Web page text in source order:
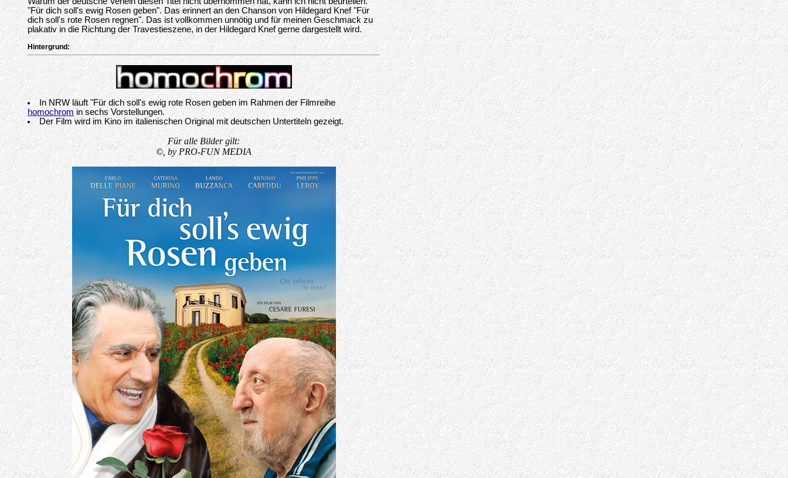
"Für dich soll's ewig Rosen geben". Das erinnert an den Chanson von Hildegard Knef "Für
dich soll's rote Rosen regnen". Das ist vollkommen unnötig und für meinen Geschmack zu
plakativ in die Richtung der Travestieszene, in der Hildegard Knef gerne dargestellt wird.
Hintergrund:
In NRW läuft "Für dich soll's ewig rote Rosen geben im Rahmen der Filmreihe
homochrom in sechs Vorstellungen.
Der Film wird im Kino im italienischen Original mit deutschen Untertiteln gezeigt.
Für alle Bilder gilt:
©, by PRO-FUN MEDIA